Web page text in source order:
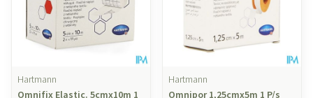
Hartmann
Omnifix Elastic. 5cmx10m 1
Hartmann
Omnipor 1,25cmx5m 1 P/s